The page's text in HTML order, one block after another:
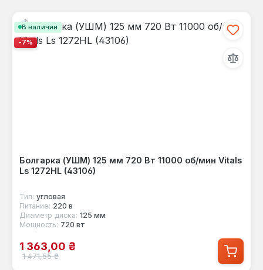
В наличии
-7%
Болгарка (УШМ) 125 мм 720 Вт 11000 об/мин Vitals
Ls 1272HL (43106)
Тип: угловая
Питание: 220 в
Диаметр диска: 125 мм
Мощность: 720 вт
Цена продажи:
1 363,00 ₴
Обычная цена:
1 471,55 ₴